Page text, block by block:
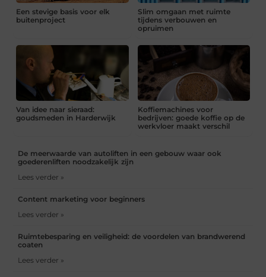
Een stevige basis voor elk
buitenproject
Slim omgaan met ruimte
tijdens verbouwen en
opruimen
Van idee naar sieraad:
goudsmeden in Harderwijk
Koffiemachines voor
bedrijven: goede koffie op de
werkvloer maakt verschil
De meerwaarde van autoliften in een gebouw waar ook
goederenliften noodzakelijk zijn
Lees verder »
Content marketing voor beginners
Lees verder »
Ruimtebesparing en veiligheid: de voordelen van brandwerend
coaten
Lees verder »